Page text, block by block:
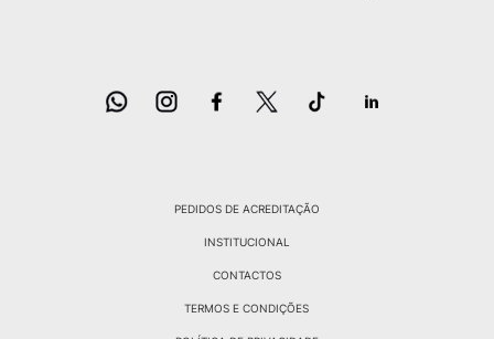
PEDIDOS DE ACREDITAÇÃO
INSTITUCIONAL
CONTACTOS
TERMOS E CONDIÇÕES